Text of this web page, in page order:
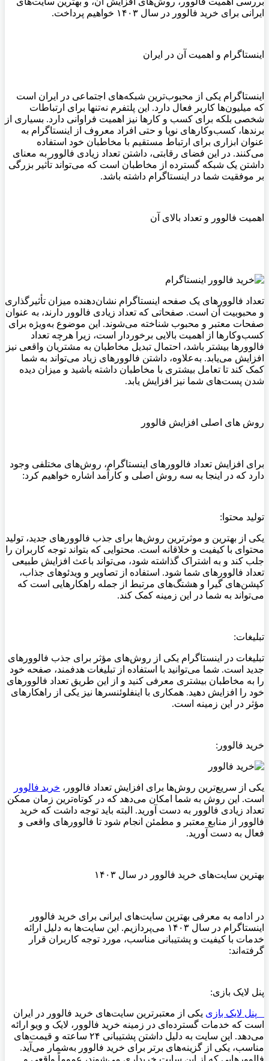
ایرانی برای خرید فالوور در سال ۱۴۰۳ خواهیم پرداخت
.
اینستاگرام و اهمیت آن در ایران
اینستاگرام یکی از محبوب‌ترین شبکه‌های اجتماعی در ایران است
که میلیون‌ها کاربر فعال دارد. این پلتفرم نه‌تنها برای ارتباطات
شخصی بلکه برای کسب و کارها نیز اهمیت فراوانی دارد. بسیاری از
برندها، کسب‌وکارهای نوپا و حتی افراد معروف از اینستاگرام به
عنوان ابزاری برای ارتباط مستقیم با مخاطبان خود استفاده
می‌کنند. در این فضای رقابتی، داشتن تعداد زیادی فالوور به معنای
داشتن یک شبکه گسترده از مخاطبان است که می‌تواند تأثیر بزرگی
بر موفقیت شما در اینستاگرام داشته باشد.
اهمیت فالوور و تعداد بالای آن
تعداد فالوورهای یک صفحه اینستاگرام نشان‌دهنده میزان تأثیرگذاری
و محبوبیت آن است. صفحاتی که تعداد زیادی فالوور دارند، به عنوان
صفحات معتبر و محبوب شناخته می‌شوند. این موضوع به‌ویژه برای
کسب‌وکارها از اهمیت بالایی برخوردار است، زیرا هرچه تعداد
فالوورها بیشتر باشد، احتمال تبدیل مخاطبان به مشتریان واقعی نیز
افزایش می‌یابد. به‌علاوه، داشتن فالوورهای زیاد می‌تواند به شما
کمک کند تا تعامل بیشتری با مخاطبان داشته باشید و میزان دیده
شدن پست‌های شما نیز افزایش یابد.
روش های اصلی افزایش فالوور
برای افزایش تعداد فالوورهای اینستاگرام، روش‌های مختلفی وجود
دارد که در اینجا به سه روش اصلی و کارآمد اشاره خواهیم کرد:
تولید محتوا:
یکی از بهترین و موثرترین روش‌ها برای جذب فالوورهای جدید، تولید
محتوای با کیفیت و خلاقانه است. محتوایی که بتواند توجه کاربران را
جلب کند و به اشتراک گذاشته شود، می‌تواند باعث افزایش طبیعی
تعداد فالوورهای شما شود. استفاده از تصاویر و ویدئوهای جذاب،
کپشن‌های گیرا و هشتگ‌های مرتبط از جمله راهکارهایی است که
می‌تواند به شما در این زمینه کمک کند.
تبلیغات:
تبلیغات در اینستاگرام یکی از روش‌های مؤثر برای جذب فالوورهای
جدید است. شما می‌توانید با استفاده از تبلیغات هدفمند، صفحه خود
را به مخاطبان بیشتری معرفی کنید و از این طریق تعداد فالوورهای
خود را افزایش دهید. همکاری با اینفلوئنسرها نیز یکی از راهکارهای
مؤثر در این زمینه است.
خرید فالوور:
یکی از سریع‌ترین روش‌ها برای افزایش تعداد فالوور، خرید فالوور
است. این روش به شما امکان می‌دهد که در کوتاه‌ترین زمان ممکن
تعداد زیادی فالوور به دست آورید. البته باید توجه داشت که خرید
فالوور از منابع معتبر و مطمئن انجام شود تا فالوورهای واقعی و
فعال به دست آورید.
بهترین سایت‌های خرید فالوور در سال ۱۴۰۳
در ادامه به معرفی بهترین سایت‌های ایرانی برای خرید فالوور
اینستاگرام در سال ۱۴۰۳ می‌پردازیم. این سایت‌ها به دلیل ارائه
خدمات با کیفیت و پشتیبانی مناسب، مورد توجه کاربران قرار
گرفته‌اند:
پنل لایک بازی:
پنل لایک بازی یکی از معتبرترین سایت‌های خرید فالوور در ایران
است که خدمات گسترده‌ای در زمینه خرید فالوور، لایک و ویو ارائه
می‌دهد. این سایت به دلیل داشتن پشتیبانی ۲۴ ساعته و قیمت‌های
مناسب، یکی از گزینه‌های برتر برای خرید فالوور به‌شمار می‌آید.
فالوورهایی که از این سایت خریداری می‌شوند، عموماً واقعی و